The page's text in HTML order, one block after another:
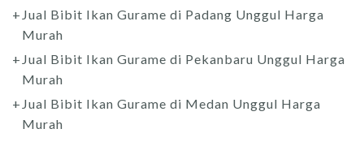
Jual Bibit Ikan Gurame di Padang Unggul Harga
Murah
Jual Bibit Ikan Gurame di Pekanbaru Unggul Harga
Murah
Jual Bibit Ikan Gurame di Medan Unggul Harga
Murah